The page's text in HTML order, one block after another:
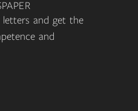
letters and get the
and